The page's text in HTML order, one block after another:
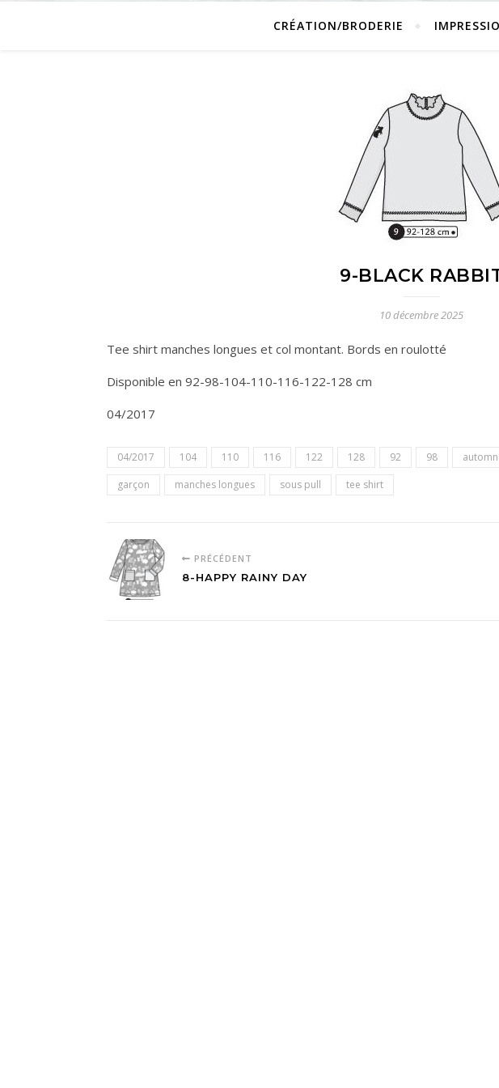
CRÉATION/BRODERIE
9-BLACK
10 décembre 2025
Tee shirt manches longues et col montant. Bords en roulotté
Disponible en 92-98-104-110-116-122-128 cm
04/2017
04/2017 104 110 116 122 128 92 98
garçon
manches longues sous pull tee shirt
PRÉCÉDENT
8-HAPPY RAINY DAY